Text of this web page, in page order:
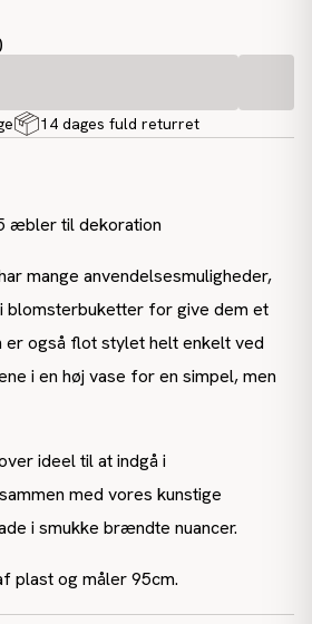
14 dages fuld returret
æbler til dekoration
mange anvendelsesmuligheder,
blomsterbuketter for give dem et
også flot stylet helt enkelt ved
i en høj vase for en simpel, men
ideel til at indgå i
med vores kunstige
i smukke brændte nuancer.
plast og måler 95cm.